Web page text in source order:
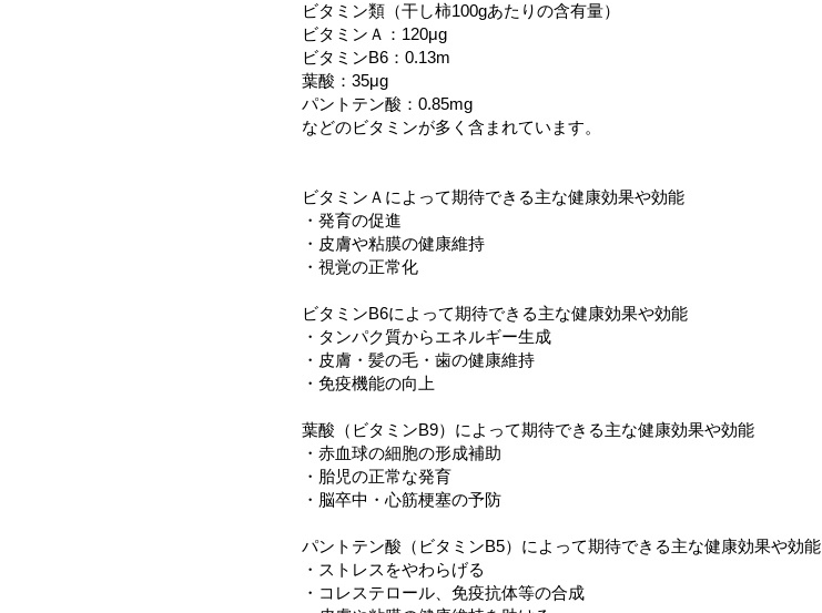
ビタミン類（干し柿100gあたりの含有量）
ビタミンＡ：120μg
ビタミンB6：0.13m
葉酸：35μg
パントテン酸：0.85mg
などのビタミンが多く含まれています。
ビタミンＡによって期待できる主な健康効果や効能
・発育の促進
・皮膚や粘膜の健康維持
・視覚の正常化
ビタミンB6によって期待できる主な健康効果や効能
・タンパク質からエネルギー生成
・皮膚・髪の毛・歯の健康維持
・免疫機能の向上
葉酸（ビタミンB9）によって期待できる主な健康効果や効能
・赤血球の細胞の形成補助
・胎児の正常な発育
・脳卒中・心筋梗塞の予防
パントテン酸（ビタミンB5）によって期待できる主な健康効果や効能
・ストレスをやわらげる
・コレステロール、免疫抗体等の合成